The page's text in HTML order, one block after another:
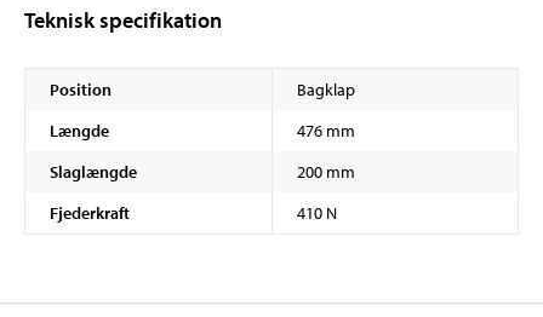
Teknisk specifikation
Position
Bagklap
Længde
476 mm
Slaglængde
200 mm
Fjederkraft
410 N